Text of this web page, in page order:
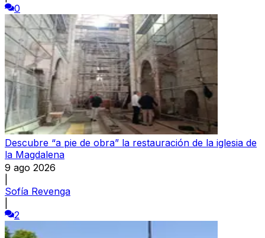
0
Descubre “a pie de obra” la restauración de la iglesia de
la Magdalena
9 ago 2026
Sofía Revenga
2